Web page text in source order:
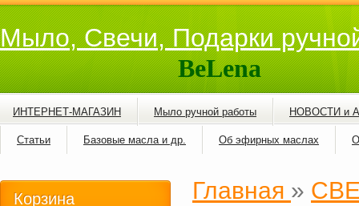
Мыло, Свечи, Подарки
BeLena
ИНТЕРНЕТ-МАГАЗИН Мыло ручной работы НОВОСТИ и
Статьи Базовые масла и др. Об эфирных маслах
Главная »
Корзина